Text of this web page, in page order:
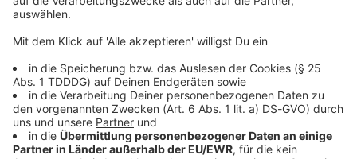
© dpa-infocom, dpa:260513-930-72947/2
Bayern